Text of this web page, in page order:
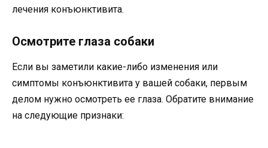
лечения конъюнктивита.
Осмотрите глаза собаки
Если вы заметили какие-либо изменения или
симптомы конъюнктивита у вашей собаки, первым
делом нужно осмотреть ее глаза. Обратите внимание
на следующие признаки: